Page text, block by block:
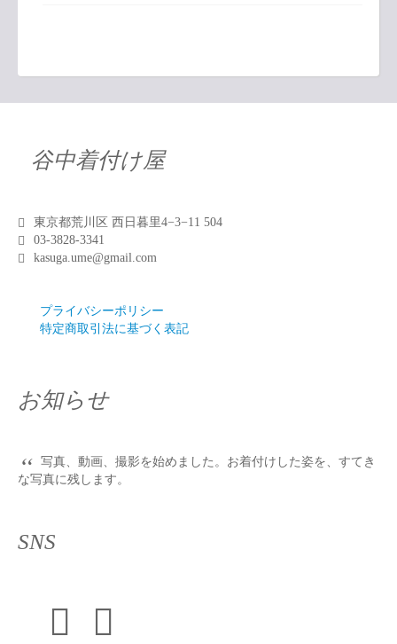
谷中着付け屋
東京都荒川区 西日暮里4−3−11 504
03-3828-3341
kasuga.ume@gmail.com
プライバシーポリシー
特定商取引法に基づく表記
お知らせ
“ 写真、動画、撮影を始めました。お着付けした姿を、すてき
な写真に残します。
SNS